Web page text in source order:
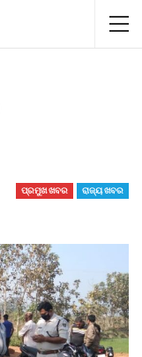
ପ୍ରମୁଖ ଖବର ରାଜ୍ୟ ଖବର